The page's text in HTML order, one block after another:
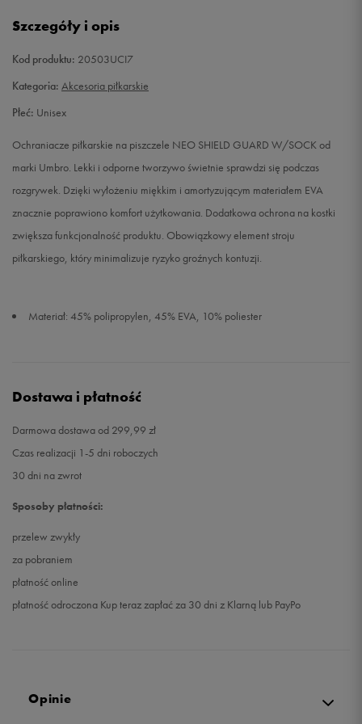
Szczegóły i opis
Kod produktu: 20503UCI7
Kategoria: Akcesoria piłkarskie
Płeć: Unisex
Ochraniacze piłkarskie na piszczele NEO SHIELD GUARD W/SOCK od
marki Umbro. Lekki i odporne tworzywo świetnie sprawdzi się podczas
rozgrywek. Dzięki wyłożeniu miękkim i amortyzującym materiałem EVA
znacznie poprawiono komfort użytkowania. Dodatkowa ochrona na kostki
zwiększa funkcjonalność produktu. Obowiązkowy element stroju
piłkarskiego, który minimalizuje ryzyko groźnych kontuzji.
Materiał: 45% polipropylen, 45% EVA, 10% poliester
Dostawa i płatność
Darmowa dostawa od 299,99 zł
Czas realizacji 1-5 dni roboczych
30 dni na zwrot
Sposoby płatności:
przelew zwykły
za pobraniem
płatność online
płatność odroczona Kup teraz zapłać za 30 dni z Klarną lub PayPo
Opinie